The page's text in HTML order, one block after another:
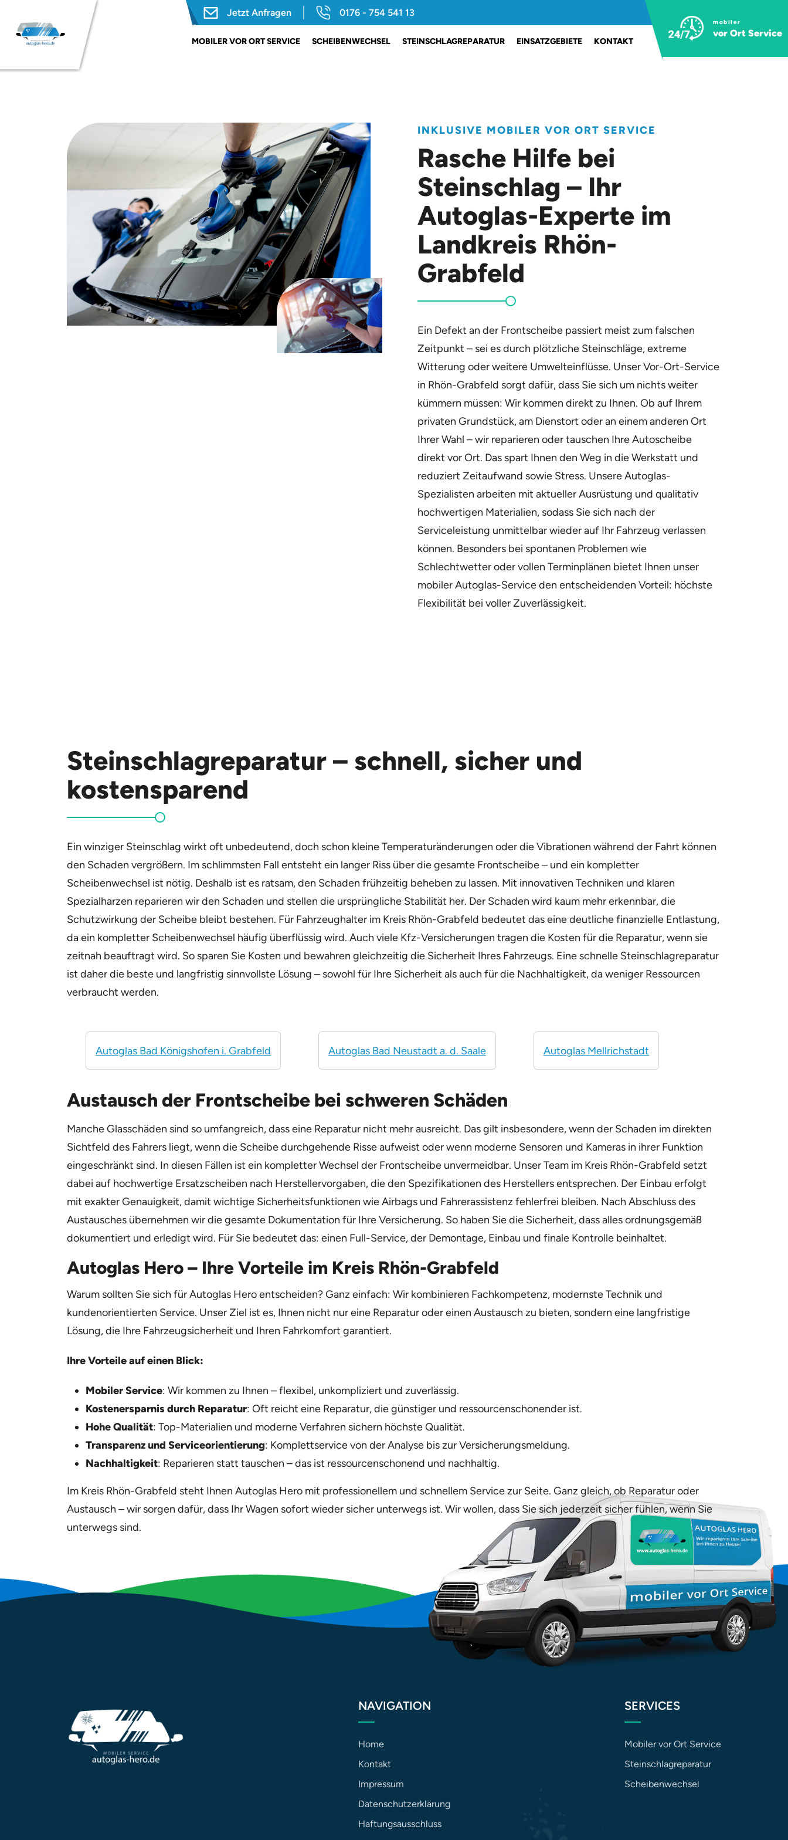
Jetzt Anfragen 0176 - 754 541 13
MOBILER VOR ORT SERVICE SCHEIBENWECHSEL STEINSCHLAGREPARATUR EINSATZGEBIETE KONTAKT
mobiler
vor Ort Service
INKLUSIVE MOBILER VOR ORT SERVICE
Rasche Hilfe bei
Steinschlag – Ihr
Autoglas-Experte im
Landkreis Rhön-
Grabfeld
Ein Defekt an der Frontscheibe passiert meist zum falschen
Zeitpunkt – sei es durch plötzliche Steinschläge, extreme
Witterung oder weitere Umwelteinflüsse. Unser Vor-Ort-Service
in Rhön-Grabfeld sorgt dafür, dass Sie sich um nichts weiter
kümmern müssen: Wir kommen direkt zu Ihnen. Ob auf Ihrem
privaten Grundstück, am Dienstort oder an einem anderen Ort
Ihrer Wahl – wir reparieren oder tauschen Ihre Autoscheibe
direkt vor Ort. Das spart Ihnen den Weg in die Werkstatt und
reduziert Zeitaufwand sowie Stress. Unsere Autoglas-
Spezialisten arbeiten mit aktueller Ausrüstung und qualitativ
hochwertigen Materialien, sodass Sie sich nach der
Serviceleistung unmittelbar wieder auf Ihr Fahrzeug verlassen
können. Besonders bei spontanen Problemen wie
Schlechtwetter oder vollen Terminplänen bietet Ihnen unser
mobiler Autoglas-Service den entscheidenden Vorteil: höchste
Flexibilität bei voller Zuverlässigkeit.
Steinschlagreparatur – schnell, sicher und
kostensparend
Ein winziger Steinschlag wirkt oft unbedeutend, doch schon kleine Temperaturänderungen oder die Vibrationen während der Fahrt können
den Schaden vergrößern. Im schlimmsten Fall entsteht ein langer Riss über die gesamte Frontscheibe – und ein kompletter
Scheibenwechsel ist nötig. Deshalb ist es ratsam, den Schaden frühzeitig beheben zu lassen. Mit innovativen Techniken und klaren
Spezialharzen reparieren wir den Schaden und stellen die ursprüngliche Stabilität her. Der Schaden wird kaum mehr erkennbar, die
Schutzwirkung der Scheibe bleibt bestehen. Für Fahrzeughalter im Kreis Rhön-Grabfeld bedeutet das eine deutliche finanzielle Entlastung,
da ein kompletter Scheibenwechsel häufig überflüssig wird. Auch viele Kfz-Versicherungen tragen die Kosten für die Reparatur, wenn sie
zeitnah beauftragt wird. So sparen Sie Kosten und bewahren gleichzeitig die Sicherheit Ihres Fahrzeugs. Eine schnelle Steinschlagreparatur
ist daher die beste und langfristig sinnvollste Lösung – sowohl für Ihre Sicherheit als auch für die Nachhaltigkeit, da weniger Ressourcen
verbraucht werden.
Autoglas Bad Königshofen i. Grabfeld Autoglas Bad Neustadt a. d. Saale Autoglas Mellrichstadt
Austausch der Frontscheibe bei schweren Schäden
Manche Glasschäden sind so umfangreich, dass eine Reparatur nicht mehr ausreicht. Das gilt insbesondere, wenn der Schaden im direkten
Sichtfeld des Fahrers liegt, wenn die Scheibe durchgehende Risse aufweist oder wenn moderne Sensoren und Kameras in ihrer Funktion
eingeschränkt sind. In diesen Fällen ist ein kompletter Wechsel der Frontscheibe unvermeidbar. Unser Team im Kreis Rhön-Grabfeld setzt
dabei auf hochwertige Ersatzscheiben nach Herstellervorgaben, die den Spezifikationen des Herstellers entsprechen. Der Einbau erfolgt
mit exakter Genauigkeit, damit wichtige Sicherheitsfunktionen wie Airbags und Fahrerassistenz fehlerfrei bleiben. Nach Abschluss des
Austausches übernehmen wir die gesamte Dokumentation für Ihre Versicherung. So haben Sie die Sicherheit, dass alles ordnungsgemäß
dokumentiert und erledigt wird. Für Sie bedeutet das: einen Full-Service, der Demontage, Einbau und finale Kontrolle beinhaltet.
Autoglas Hero – Ihre Vorteile im Kreis Rhön-Grabfeld
Warum sollten Sie sich für Autoglas Hero entscheiden? Ganz einfach: Wir kombinieren Fachkompetenz, modernste Technik und
kundenorientierten Service. Unser Ziel ist es, Ihnen nicht nur eine Reparatur oder einen Austausch zu bieten, sondern eine langfristige
Lösung, die Ihre Fahrzeugsicherheit und Ihren Fahrkomfort garantiert.
Ihre Vorteile auf einen Blick:
Mobiler Service: Wir kommen zu Ihnen – flexibel, unkompliziert und zuverlässig.
Kostenersparnis durch Reparatur: Oft reicht eine Reparatur, die günstiger und ressourcenschonender ist.
Hohe Qualität: Top-Materialien und moderne Verfahren sichern höchste Qualität.
Transparenz und Serviceorientierung: Komplettservice von der Analyse bis zur Versicherungsmeldung.
Nachhaltigkeit: Reparieren statt tauschen – das ist ressourcenschonend und nachhaltig.
Im Kreis Rhön-Grabfeld steht Ihnen Autoglas Hero mit professionellem und schnellem Service zur Seite. Ganz gleich, ob Reparatur oder
Austausch – wir sorgen dafür, dass Ihr Wagen sofort wieder sicher unterwegs ist. Wir wollen, dass Sie sich jederzeit sicher fühlen, wenn Sie
unterwegs sind.
NAVIGATION
Home
Kontakt
Impressum
Datenschutzerklärung
Haftungsausschluss
SERVICES
Mobiler vor Ort Service
Steinschlagreparatur
Scheibenwechsel